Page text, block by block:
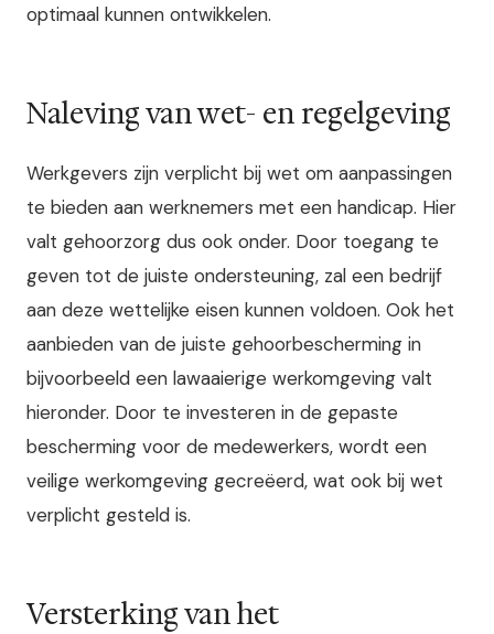
optimaal kunnen ontwikkelen.
Naleving van wet- en regelgeving
Werkgevers zijn verplicht bij wet om aanpassingen
te bieden aan werknemers met een handicap. Hier
valt gehoorzorg dus ook onder. Door toegang te
geven tot de juiste ondersteuning, zal een bedrijf
aan deze wettelijke eisen kunnen voldoen. Ook het
aanbieden van de juiste gehoorbescherming in
bijvoorbeeld een lawaaierige werkomgeving valt
hieronder. Door te investeren in de gepaste
bescherming voor de medewerkers, wordt een
veilige werkomgeving gecreëerd, wat ook bij wet
verplicht gesteld is.
Versterking van het